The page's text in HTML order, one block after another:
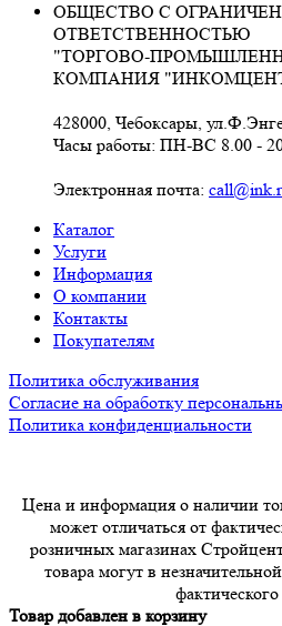
ОБЩЕСТВО С
ОТВЕТСТВЕННОСТЬЮ
"ТОРГОВО-
КОМПАНИЯ
428000, Чебоксары,
Часы работы: ПН-ВС 8.00 -
Электронная почта:
Каталог
Услуги
Информация
О компании
Контакты
Покупателям
Политика обслуживания
Согласие на обработку
Политика конфиденциальности
Цена и информация о наличии
может отличаться от
розничных магазинах
товара могут в
Товар добавлен в корзину